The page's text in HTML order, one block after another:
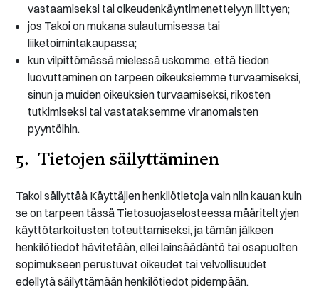
vastaamiseksi tai oikeudenkäyntimenettelyyn liittyen;
jos Takoi on mukana sulautumisessa tai
liiketoimintakaupassa;
kun vilpittömässä mielessä uskomme, että tiedon
luovuttaminen on tarpeen oikeuksiemme turvaamiseksi,
sinun ja muiden oikeuksien turvaamiseksi, rikosten
tutkimiseksi tai vastataksemme viranomaisten
pyyntöihin.
5. Tietojen säilyttäminen
Takoi säilyttää Käyttäjien henkilötietoja vain niin kauan kuin
se on tarpeen tässä Tietosuojaselosteessa määriteltyjen
käyttötarkoitusten toteuttamiseksi, ja tämän jälkeen
henkilötiedot hävitetään, ellei lainsäädäntö tai osapuolten
sopimukseen perustuvat oikeudet tai velvollisuudet
edellytä säilyttämään henkilötiedot pidempään.